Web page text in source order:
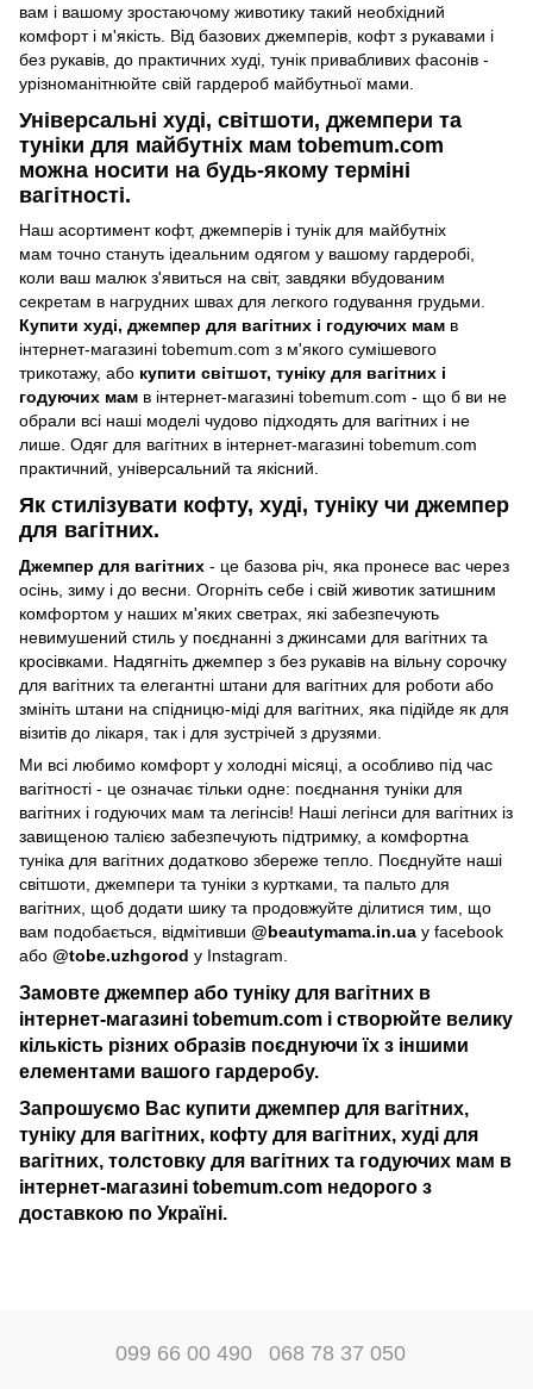
вам і вашому зростаючому животику такий необхідний
комфорт і м'якість. Від базових джемперів, кофт з рукавами і
без рукавів, до практичних худі, тунік привабливих фасонів -
урізноманітнюйте свій гардероб майбутньої мами.
Універсальні худі, світшоти, джемпери та
туніки для майбутніх мам tobemum.com
можна носити на будь-якому терміні
вагітності.
Наш асортимент кофт, джемперів і тунік для майбутніх
мам точно стануть ідеальним одягом у вашому гардеробі,
коли ваш малюк з'явиться на світ, завдяки вбудованим
секретам в нагрудних швах для легкого годування грудьми.
Купити худі, джемпер для вагітних і годуючих мам в
інтернет-магазині tobemum.com з м'якого сумішевого
трикотажу, або купити світшот, туніку для вагітних і
годуючих мам в інтернет-магазині tobemum.com - що б ви не
обрали всі наші моделі чудово підходять для вагітних і не
лише. Одяг для вагітних в інтернет-магазині tobemum.com
практичний, універсальний та якісний.
Як стилізувати кофту, худі, туніку чи джемпер
для вагітних.
Джемпер для вагітних - це базова річ, яка пронесе вас через
осінь, зиму і до весни. Огорніть себе і свій животик затишним
комфортом у наших м'яких светрах, які забезпечують
невимушений стиль у поєднанні з джинсами для вагітних та
кросівками. Надягніть джемпер з без рукавів на вільну сорочку
для вагітних та елегантні штани для вагітних для роботи або
змініть штани на спідницю-міді для вагітних, яка підійде як для
візитів до лікаря, так і для зустрічей з друзями.
Ми всі любимо комфорт у холодні місяці, а особливо під час
вагітності - це означає тільки одне: поєднання туніки для
вагітних і годуючих мам та легінсів! Наші легінси для вагітних із
завищеною талією забезпечують підтримку, а комфортна
туніка для вагітних додатково збереже тепло. Поєднуйте наші
світшоти, джемпери та туніки з куртками, та пальто для
вагітних, щоб додати шику та продовжуйте ділитися тим, що
вам подобається, відмітивши @beautymama.in.ua у facebook
або @tobe.uzhgorod у Instagram.
Замовте джемпер або туніку для вагітних в
інтернет-магазині tobemum.com і створюйте велику
кількість різних образів поєднуючи їх з іншими
елементами вашого гардеробу.
Запрошуємо Вас купити джемпер для вагітних,
туніку для вагітних, кофту для вагітних, худі для
вагітних, толстовку для вагітних та годуючих мам в
інтернет-магазині tobemum.com недорого з
доставкою по Україні.
099 66 00 490 068 78 37 050